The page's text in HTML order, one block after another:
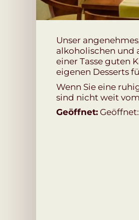
Unser
alkoholischen und
einer Tasse guten
eigenen Desserts
Wenn Sie eine
sind nicht weit
Geöffnet: